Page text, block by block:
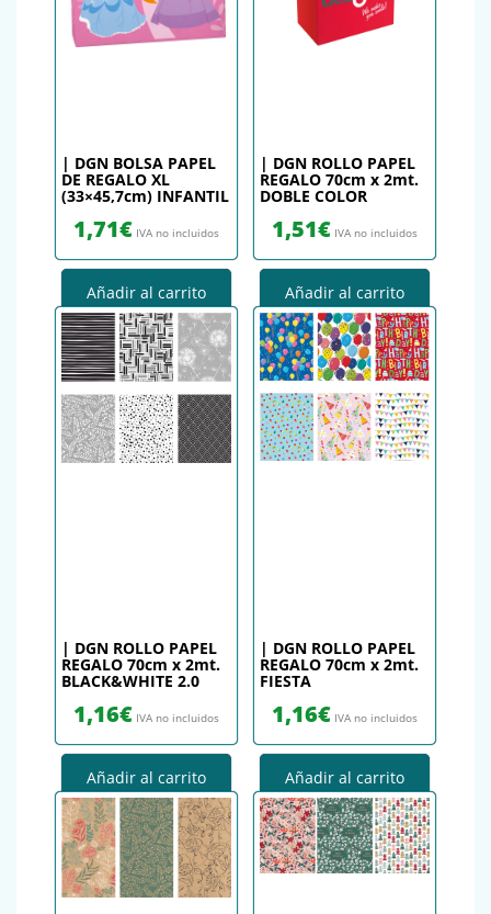
| DGN BOLSA PAPEL
DE REGALO XL
(33×45,7cm) INFANTIL
1,71€ IVA no incluidos
Añadir al carrito
| DGN ROLLO PAPEL
REGALO 70cm x 2mt.
DOBLE COLOR
1,51€ IVA no incluidos
Añadir al carrito
| DGN ROLLO PAPEL
REGALO 70cm x 2mt.
BLACK&WHITE 2.0
1,16€ IVA no incluidos
Añadir al carrito
| DGN ROLLO PAPEL
REGALO 70cm x 2mt.
FIESTA
1,16€ IVA no incluidos
Añadir al carrito